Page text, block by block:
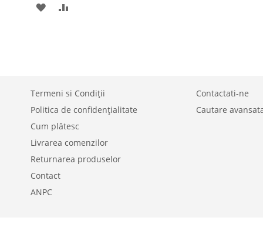
ADAUGATI
DORINTE
Termeni si Condiții
Politica de confidențialitate
Cum plătesc
Livrarea comenzilor
Returnarea produselor
Contact
ANPC
Contactati-ne
Cautare